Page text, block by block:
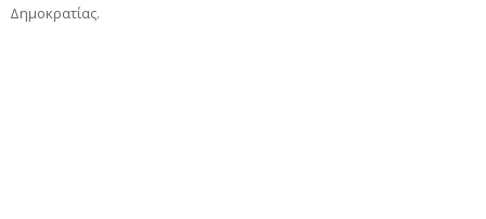
Δημοκρατίας.